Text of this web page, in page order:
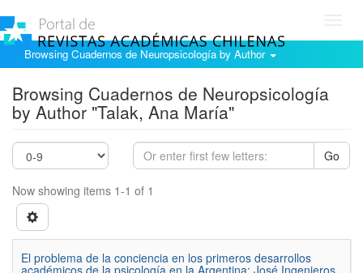
Browsing Cuadernos de Neuropsicología by Author
Browsing Cuadernos de Neuropsicología
by Author "Talak, Ana María"
Go
Now showing items 1-1 of 1
El problema de la conciencia en los primeros desarrollos
académicos de la psicología en la Argentina: José Ingenieros.